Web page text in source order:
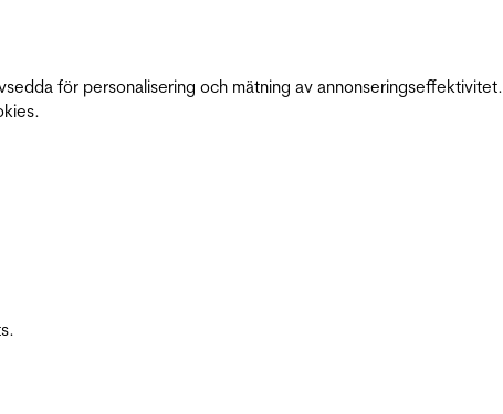
för personalisering och mätning av annonseringseffektivitet.